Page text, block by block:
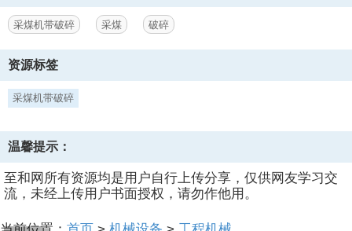
采煤机带破碎 采煤 破碎
资源标签
采煤机带破碎
温馨提示：
至和网所有资源均是用户自行上传分享，仅供网友学习交
流，未经上传用户书面授权，请勿作他用。